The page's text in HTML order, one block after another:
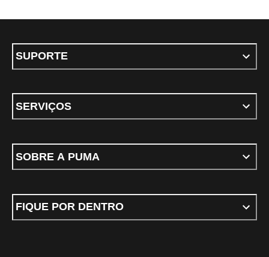
SUPORTE
SERVIÇOS
SOBRE A PUMA
FIQUE POR DENTRO